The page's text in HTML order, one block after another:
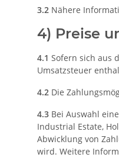
3.2 Nähere
4) Preise
4.1 Sofern sich aus
Umsatzsteuer
4.2 Die
4.3 Bei Auswahl
Industrial Estate,
Abwicklung von
wird. Weitere